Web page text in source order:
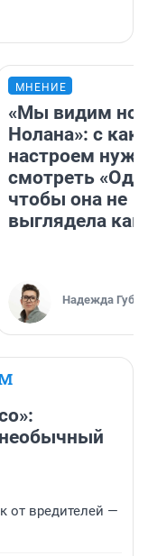
МНЕНИЕ
«Мы видим
Нолана»: с
настроем
смотреть
чтобы она не
выглядела как
Надежда
от вредителей —